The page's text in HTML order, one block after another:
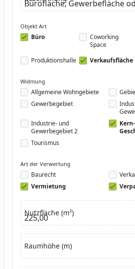
Bürofläche, Gewerbefläche
Objekt Art
Büro
Coworking
Space
Produktionshalle
Verkaufsfläche
Widmung
Allgemeine Wohngebiete
Gewerbegebiet
Industrie- und
Gewerbegebiet 2
Tourismus
Art der Verwertung
Baurecht
Vermietung
Nutzfläche (m²)
225,00
Raumhöhe (m)